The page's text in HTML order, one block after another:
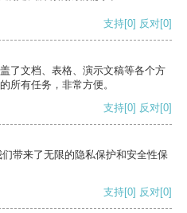
支持[0] 反对[0]
了文档、表格、演示文稿等各个方
所有任务，非常方便。
支持[0] 反对[0]
带来了无限的隐私保护和安全性保
支持[0] 反对[0]